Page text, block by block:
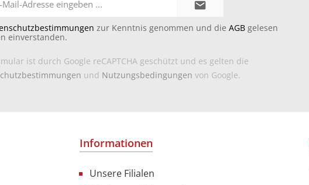
Mail-
zur Kenntnis genommen und die AGB gelesen
einverstanden.
ist durch Google reCAPTCHA geschützt und es gelten die
und Nutzungsbedingungen von Google.
Informationen
Unsere Filialen